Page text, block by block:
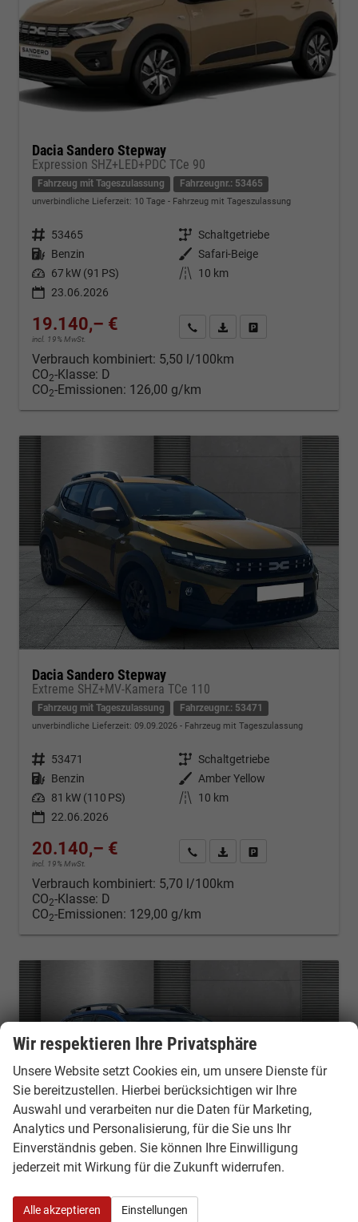
Dacia Sandero Stepway
Expression SHZ+LED+PDC TCe 90
Fahrzeug mit Tageszulassung Fahrzeugnr.: 53465
unverbindliche Lieferzeit: 10 Tage Fahrzeug mit Tageszulassung
Fahrzeugnr. 53465 Getriebe Schaltgetriebe
Kraftstoff Benzin Außenfarbe Safari-Beige
Leistung 67 kW (91 PS) Kilometerstand
10 km
23.06.2026
19.140,– €
incl. 19% MwSt.
Kontakt & Angebot anfordern
PDF-Datei, Fahrzeugexposé
Verbrauch kombiniert: 5,50 l/100km
CO2-Klasse: D
CO2-Emissionen: 126,00 g/km
Dacia Sandero Stepway
Extreme SHZ+MV-Kamera TCe 110
Fahrzeug mit Tageszulassung Fahrzeugnr.: 53471
unverbindliche Lieferzeit: 09.09.2026 Fahrzeug mit Tageszulassung
Fahrzeugnr. 53471 Getriebe Schaltgetriebe
Kraftstoff Benzin Außenfarbe
Amber Yellow
Leistung 81 kW (110 PS) Kilometerstand
10 km
22.06.2026
20.140,– €
incl. 19% MwSt.
Kontakt & Angebot anfordern
PDF-Datei, Fahrzeugexposé
Verbrauch kombiniert: 5,70 l/100km
CO2-Klasse: D
CO2-Emissionen: 129,00 g/km
Dacia Sandero Stepway
Expression SHZ+RFK+LED ECO-G 120 auto
Wir respektieren Ihre Privatsphäre
Unsere Website setzt Cookies ein, um unsere Dienste für
Sie bereitzustellen. Hierbei berücksichtigen wir Ihre
Auswahl und verarbeiten nur die Daten für Marketing,
Analytics und Personalisierung, für die Sie uns Ihr
Einverständnis geben. Sie können Ihre Einwilligung
jederzeit mit Wirkung für die Zukunft widerrufen.
Alle akzeptieren Einstellungen